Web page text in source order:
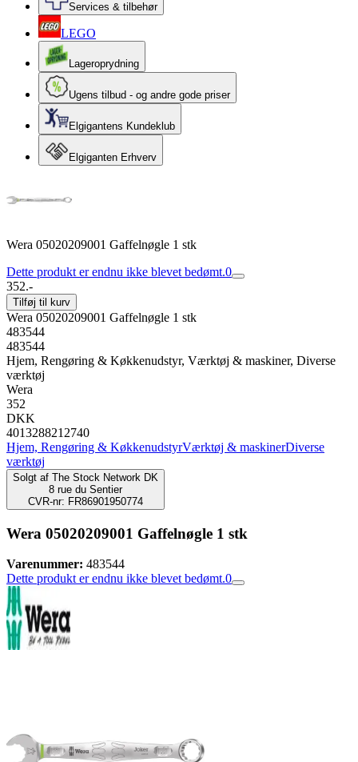
Services & tilbehør
LEGO
Lageroprydning
Ugens tilbud - og andre gode priser
Elgigantens Kundeklub
Elgiganten Erhverv
Wera 05020209001 Gaffelnøgle 1 stk
Dette produkt er endnu ikke blevet bedømt.0
352.-
Tilføj til kurv
Wera 05020209001 Gaffelnøgle 1 stk
483544
483544
Hjem, Rengøring & Køkkenudstyr, Værktøj & maskiner, Diverse
værktøj
Wera
352
DKK
4013288212740
Hjem, Rengøring & KøkkenudstyrVærktøj & maskinerDiverse
værktøj
Solgt af The Stock Network DK
8 rue du Sentier
CVR-nr: FR86901950774
Wera 05020209001 Gaffelnøgle 1 stk
Varenummer: 483544
Dette produkt er endnu ikke blevet bedømt.0